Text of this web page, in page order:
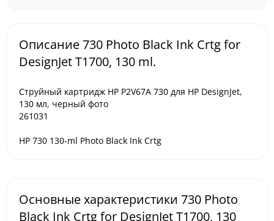
Описание 730 Photo Black Ink Crtg for
DesignJet T1700, 130 ml.
Струйный картридж HP P2V67A 730 для HP DesignJet,
130 мл, черный фото
261031
HP 730 130-ml Photo Black Ink Crtg
Основные характеристики 730 Photo
Black Ink Crtg for DesignJet T1700, 130